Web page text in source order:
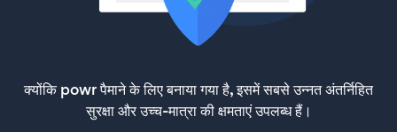
क्योंकि powr पैमाने के लिए बनाया गया है, इसमें सबसे उन्नत अंतर्निहित
सुरक्षा और उच्च-मात्रा की क्षमताएं उपलब्ध हैं।